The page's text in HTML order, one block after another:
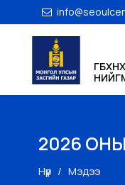
2026
Нүүр Мэдээ